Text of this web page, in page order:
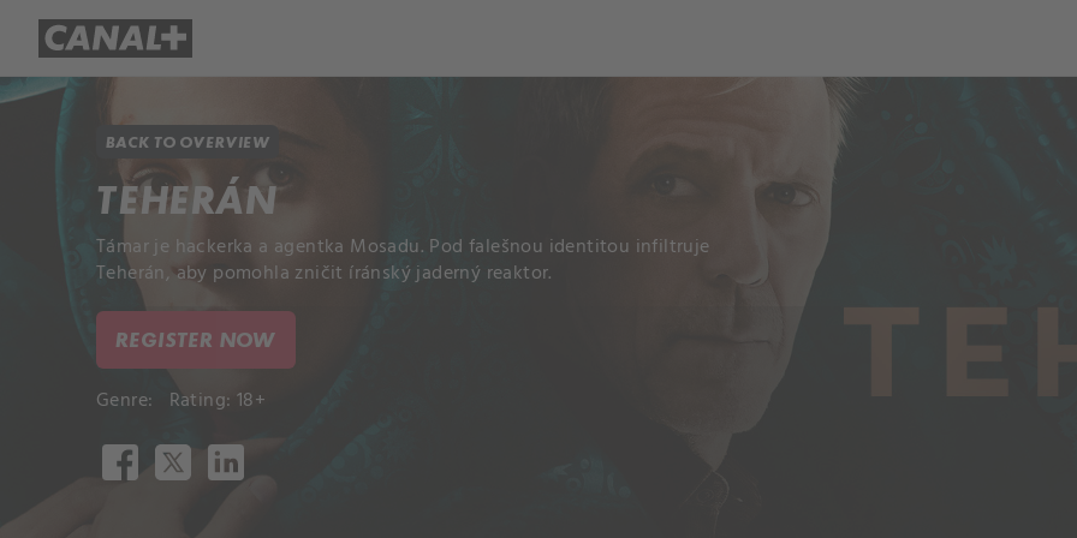
BACK TO OVERVIEW
TEHERÁN
Támar je hackerka a agentka Mosadu. Pod falešnou identitou infiltruje
Teherán, aby pomohla zničit íránský jaderný reaktor.
REGISTER NOW
Genre: Rating: 18+